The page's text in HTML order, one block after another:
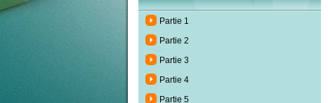
Partie 1
Partie 2
Partie 3
Partie 4
Partie 5